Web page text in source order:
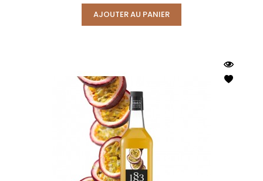
AJOUTER AU PANIER